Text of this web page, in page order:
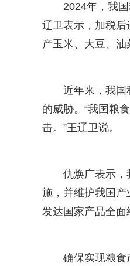
2024年，我
辽卫表示，加税
产玉米、大豆、油
近年来，我国
的威胁。“我国粮
击。”王辽卫说。
仇焕广表示，
施，并维护我国
发达国家产品全面
确保实现粮食